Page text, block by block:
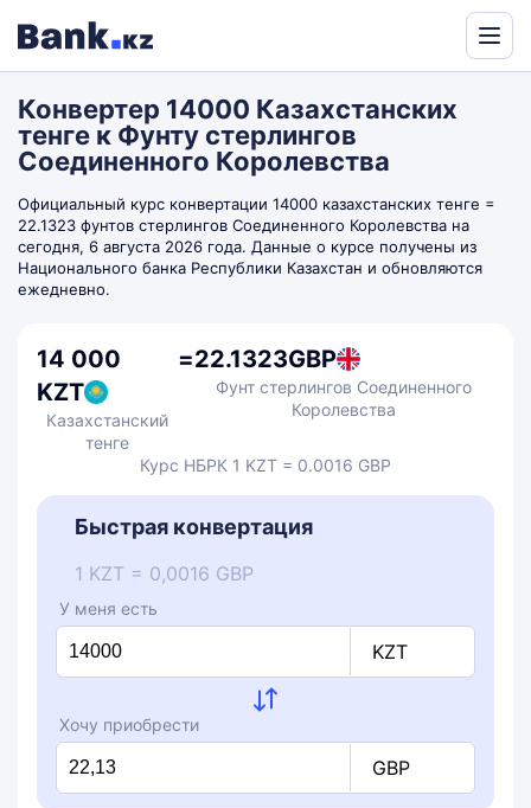
by
Translate
Конвертер 14000 Казахстанских
тенге к Фунту стерлингов
Соединенного Королевства
Официальный курс конвертации 14000 казахстанских тенге =
22.1323 фунтов стерлингов Соединенного Королевства на
сегодня, 6 августа 2026 года. Данные о курсе получены из
Национального банка Республики Казахстан и обновляются
ежедневно.
14 000
KZT
Казахстанский
тенге
=22.1323GBP
Фунт стерлингов Соединенного
Королевства
Курс НБРК 1 KZT = 0.0016 GBP
Быстрая конвертация
1 KZT = 0,0016 GBP
У меня есть
KZT
Хочу приобрести
GBP